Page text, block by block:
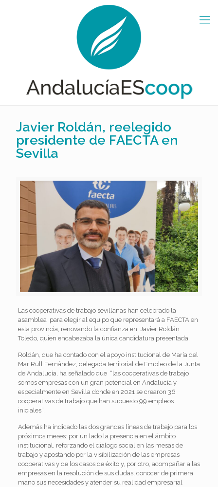
Javier Roldán, reelegido
presidente de FAECTA en
Sevilla
Las cooperativas de trabajo sevillanas han celebrado la
asamblea para elegir al equipo que representará a FAECTA en
esta provincia, renovando la confianza en Javier Roldán
Toledo, quien encabezaba la única candidatura presentada.
Roldán, que ha contado con el apoyo institucional de María del
Mar Rull Fernández, delegada territorial de Empleo de la Junta
de Andalucía, ha señalado que “las cooperativas de trabajo
somos empresas con un gran potencial en Andalucía y
especialmente en Sevilla donde en 2021 se crearon 36
cooperativas de trabajo que han supuesto 99 empleos
iniciales”.
Además ha indicado las dos grandes líneas de trabajo para los
próximos meses: por un lado la presencia en el ámbito
institucional, reforzando el diálogo social en las mesas de
trabajo y apostando por la visibilización de las empresas
cooperativas y de los casos de éxito y, por otro, acompañar a las
empresas en la resolución de sus dudas, conocer de primera
mano sus necesidades y atender su realidad empresarial